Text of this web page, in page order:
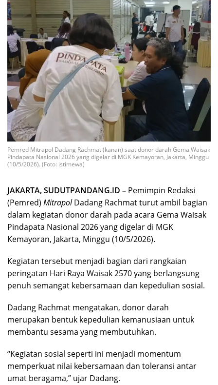
Pemred Mitrapol Dadang Rachmat (kanan) saat donor darah Gema Waisak
Pindapata Nasional 2026 yang digelar di MGK Kemayoran, Jakarta, Minggu
(10/5/2026). (Foto: istimewa)
JAKARTA, SUDUTPANDANG.ID – Pemimpin Redaksi
(Pemred) MitrapolDadang Rachmat turut ambil bagian
dalam kegiatan donor darah pada acara Gema Waisak
Pindapata Nasional 2026 yang digelar di MGK
Kemayoran, Jakarta, Minggu (10/5/2026).
Kegiatan tersebut menjadi bagian dari rangkaian
peringatan Hari Raya Waisak 2570 yang berlangsung
penuh semangat kebersamaan dan kepedulian sosial.
Dadang Rachmat mengatakan, donor darah
merupakan bentuk kepedulian kemanusiaan untuk
membantu sesama yang membutuhkan.
“Kegiatan sosial seperti ini menjadi momentum
memperkuat nilai kebersamaan dan toleransi antar
umat beragama,” ujar Dadang.